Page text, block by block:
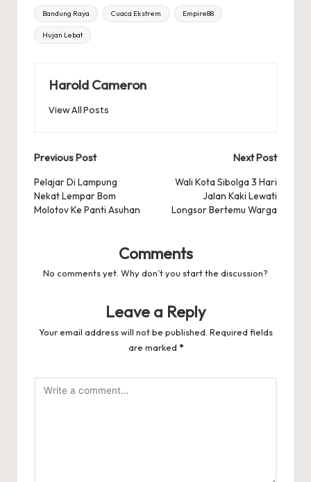
Tags:
Bandung Raya Cuaca Ekstrem Empire88
Hujan Lebat
Harold Cameron
View All Posts
Post
navigation
Previous Post
Pelajar Di Lampung
Nekat Lempar Bom
Molotov Ke Panti Asuhan
Next Post
Wali Kota Sibolga 3 Hari
Jalan Kaki Lewati
Longsor Bertemu Warga
Comments
No comments yet. Why don’t you start the discussion?
Leave a Reply
Your email address will not be published. Required fields
are marked *